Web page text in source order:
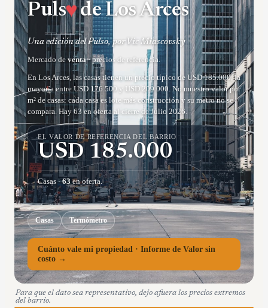
Puls♥deLos Arces
Una edición del Pulso, por Vic Miascovsky
Mercado de venta· precios de referencia.
En Los Arces, las casas tienen un precio típico de USD 185.000, la
mayoría entre USD 176.500 y USD 209.000. No muestro valor por
m² de casas: cada casa es lote más construcción y su metro no se
compara. Hay 63 en oferta al cierre de Julio 2026.
EL VALOR DE REFERENCIA DEL BARRIO
USD 185.000
Casas·63 en oferta.
Casas Termómetro
Cuánto vale mi propiedad · Informe de Valor sin
costo →
Para que el dato sea representativo, dejo afuera los precios extremos
del barrio.